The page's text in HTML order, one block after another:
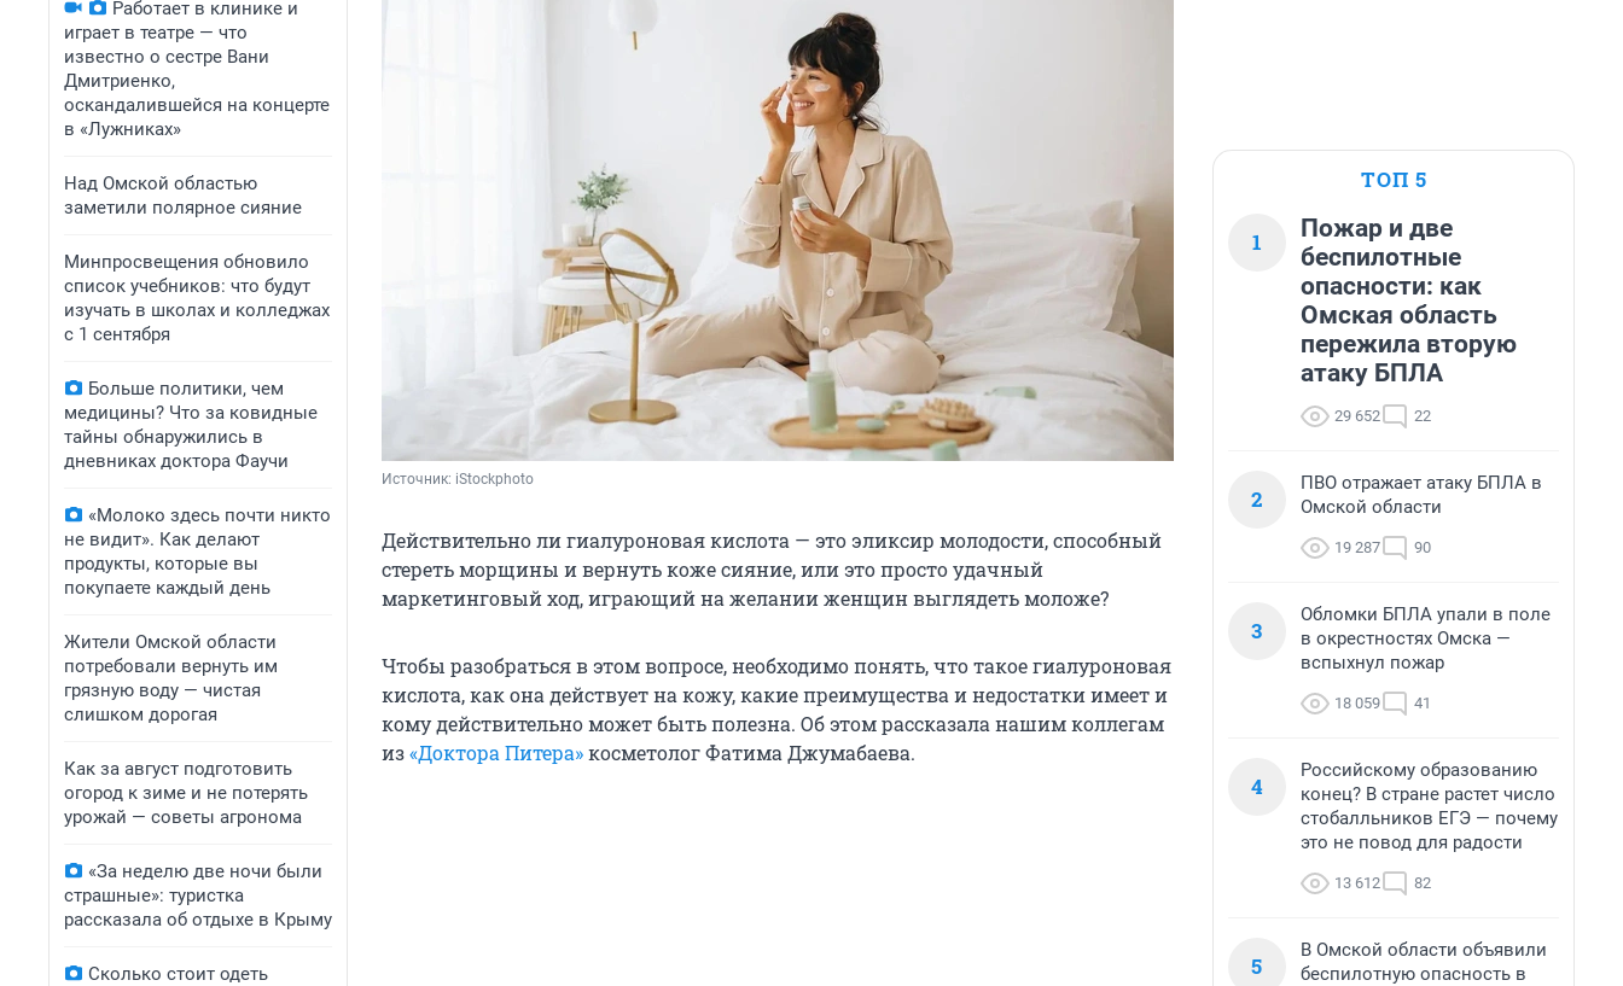
Работает в клинике и
играет в театре — что
известно о сестре Вани
Дмитриенко,
оскандалившейся на концерте
в «Лужниках»
Над Омской областью
заметили полярное сияние
Минпросвещения обновило
список учебников: что будут
изучать в школах и колледжах
с 1 сентября
Больше политики, чем
медицины? Что за ковидные
тайны обнаружились в
дневниках доктора Фаучи
«Молоко здесь почти никто
не видит». Как делают
продукты, которые вы
покупаете каждый день
Жители Омской области
потребовали вернуть им
грязную воду — чистая
слишком дорогая
Как за август подготовить
огород к зиме и не потерять
урожай — советы агронома
«За неделю две ночи были
страшные»: туристка
рассказала об отдыхе в Крыму
Сколько стоит одеть
Источник: iStockphoto
Действительно ли гиалуроновая кислота — это эликсир молодости, способный
стереть морщины и вернуть коже сияние, или это просто удачный
маркетинговый ход, играющий на желании женщин выглядеть моложе?
Чтобы разобраться в этом вопросе, необходимо понять, что такое гиалуроновая
кислота, как она действует на кожу, какие преимущества и недостатки имеет и
кому действительно может быть полезна. Об этом рассказала нашим коллегам
из«Доктора Питера»косметолог Фатима Джумабаева.
ТОП 5
1
Пожар и две
беспилотные
опасности: как
Омская область
пережила вторую
атаку БПЛА
29 652 22
2
ПВО отражает атаку БПЛА в
Омской области
19 287 90
3
Обломки БПЛА упали в поле
в окрестностях Омска —
вспыхнул пожар
18 059 41
4
Российскому образованию
конец? В стране растет число
стобалльников ЕГЭ — почему
это не повод для радости
13 612 82
5
В Омской области объявили
беспилотную опасность в